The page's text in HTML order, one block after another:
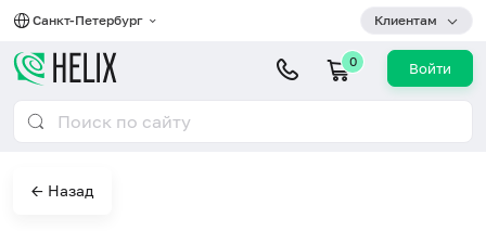
Санкт-Петербург Клиентам
0 Войти
← Назад